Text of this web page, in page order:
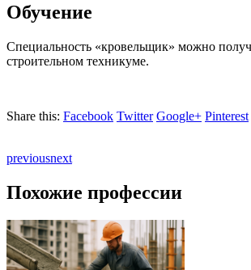
Обучение
Специальность «кровельщик» можно
строительном техникуме.
Share this: Facebook Twitter Google+ Pinterest
previousnext
Похожие профессии